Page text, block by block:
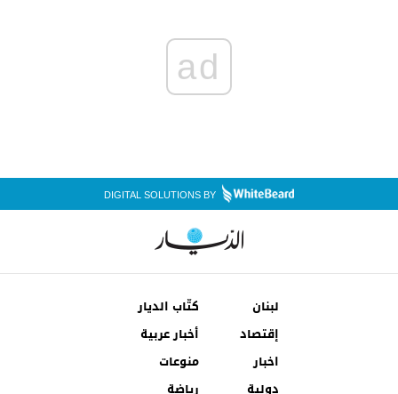
ad
DIGITAL SOLUTIONS BY
لبنان
كتّاب الديار
إقتصاد
أخبار عربية
اخبار
دولية
منوعات
رياضة